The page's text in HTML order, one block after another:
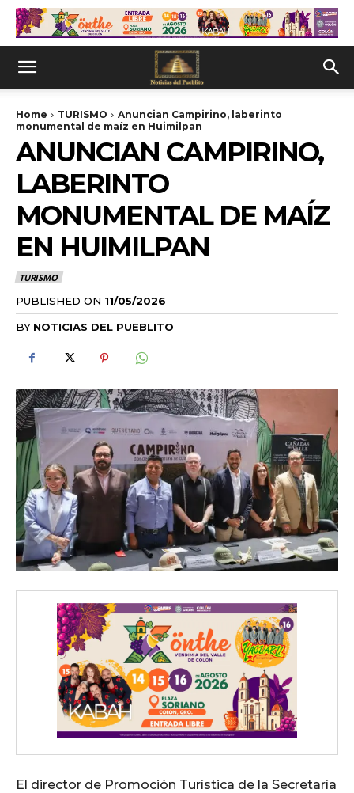
Home TURISMO
Anuncian Campirino, laberinto
monumental de maíz en Huimilpan
ANUNCIAN CAMPIRINO,
LABERINTO
MONUMENTAL DE MAÍZ
EN HUIMILPAN
TURISMO
PUBLISHED ON 11/05/2026
BY NOTICIAS DEL PUEBLITO
El director de Promoción Turística de la Secretaría